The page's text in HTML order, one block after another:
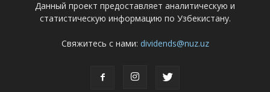
Данный проект предоставляет аналитическую и
статистическую информацию по Узбекистану.
Свяжитесь с нами: dividends@nuz.uz